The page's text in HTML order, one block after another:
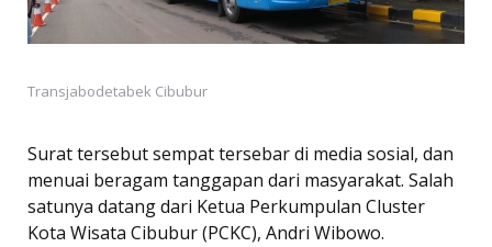
Transjabodetabek Cibubur
Surat tersebut sempat tersebar di media sosial, dan
menuai beragam tanggapan dari masyarakat. Salah
satunya datang dari Ketua Perkumpulan Cluster
Kota Wisata Cibubur (PCKC), Andri Wibowo.